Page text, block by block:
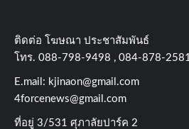
ติดต่อ​ โฆษณา​ ประชาสัมพันธ์
โทร​. 088-798-9498 , 084-878-2581
E.mail: kjinaon@gmail.com
4forcenews@gmail.com
ที่อยู่​ 3/531​ ศุภาลัยปาร์ค​ 2